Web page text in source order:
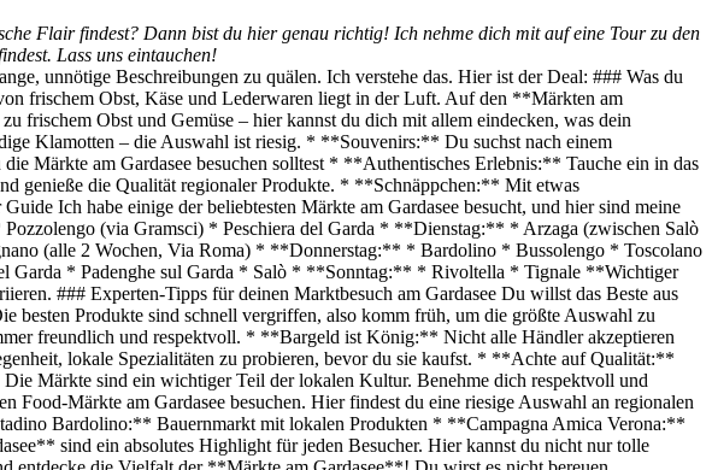
Flair findest? Dann bist du hier genau richtig! Ich nehme dich mit auf eine Tour zu den
Lass uns eintauchen!
unnötige Beschreibungen zu quälen. Ich verstehe das. Hier ist der Deal: ### Was du
frischem Obst, Käse und Lederwaren liegt in der Luft. Auf den **Märkten am
Obst und Gemüse – hier kannst du dich mit allem eindecken, was dein
Klamotten – die Auswahl ist riesig. * **Souvenirs:** Du suchst nach einem
Märkte am Gardasee besuchen solltest * **Authentisches Erlebnis:** Tauche ein in das
genieße die Qualität regionaler Produkte. * **Schnäppchen:** Mit etwas
Ich habe einige der beliebtesten Märkte am Gardasee besucht, und hier sind meine
(via Gramsci) * Peschiera del Garda * **Dienstag:** * Arzaga (zwischen Salò
(alle 2 Wochen, Via Roma) * **Donnerstag:** * Bardolino * Bussolengo * Toscolano
* Padenghe sul Garda * Salò * **Sonntag:** * Rivoltella * Tignale **Wichtiger
### Experten-Tipps für deinen Marktbesuch am Gardasee Du willst das Beste aus
Produkte sind schnell vergriffen, also komm früh, um die größte Auswahl zu
freundlich und respektvoll. * **Bargeld ist König:** Nicht alle Händler akzeptieren
lokale Spezialitäten zu probieren, bevor du sie kaufst. * **Achte auf Qualität:**
Märkte sind ein wichtiger Teil der lokalen Kultur. Benehme dich respektvoll und
Märkte am Gardasee besuchen. Hier findest du eine riesige Auswahl an regionalen
Bardolino:** Bauernmarkt mit lokalen Produkten * **Campagna Amica Verona:**
sind ein absolutes Highlight für jeden Besucher. Hier kannst du nicht nur tolle